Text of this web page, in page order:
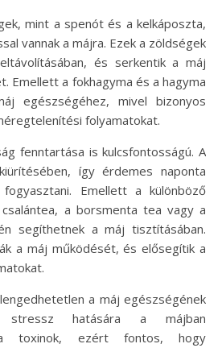
mint a spenót és a kelkáposzta,
vannak a májra. Ezek a zöldségek
és serkentik a máj
Emellett a fokhagyma és a hagyma
egészségéhez, mivel bizonyos
folyamatokat.
fenntartása is kulcsfontosságú. A
így érdemes naponta
Emellett a különböző
a borsmenta tea vagy a
segíthetnek a máj tisztításában.
a máj működését, és elősegítik a
a máj egészségének
stressz hatására a májban
a toxinok, ezért fontos, hogy